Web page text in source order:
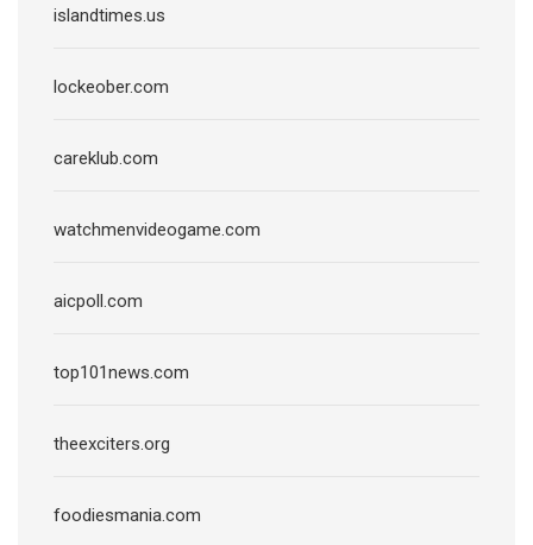
islandtimes.us
lockeober.com
careklub.com
watchmenvideogame.com
aicpoll.com
top101news.com
theexciters.org
foodiesmania.com